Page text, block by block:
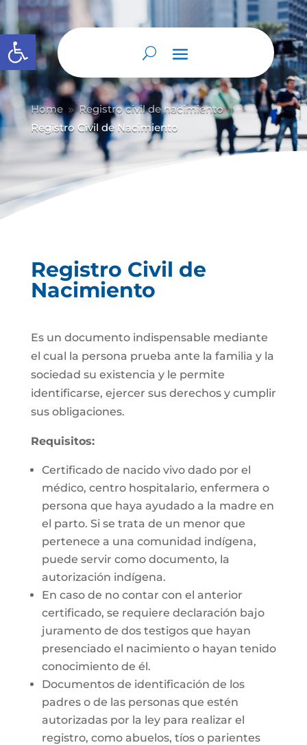
Abrir barra de herramientas
Home 9 Registro civil de nacimiento 9
Registro Civil de Nacimiento
Registro Civil de
Nacimiento
Es un documento indispensable mediante
el cual la persona prueba ante la familia y la
sociedad su existencia y le permite
identificarse, ejercer sus derechos y cumplir
sus obligaciones.
Requisitos:
Certificado de nacido vivo dado por el
médico, centro hospitalario, enfermera o
persona que haya ayudado a la madre en
el parto. Si se trata de un menor que
pertenece a una comunidad indígena,
puede servir como documento, la
autorización indígena.
En caso de no contar con el anterior
certificado, se requiere declaración bajo
juramento de dos testigos que hayan
presenciado el nacimiento o hayan tenido
conocimiento de él.
Documentos de identificación de los
padres o de las personas que estén
autorizadas por la ley para realizar el
registro, como abuelos, tíos o parientes